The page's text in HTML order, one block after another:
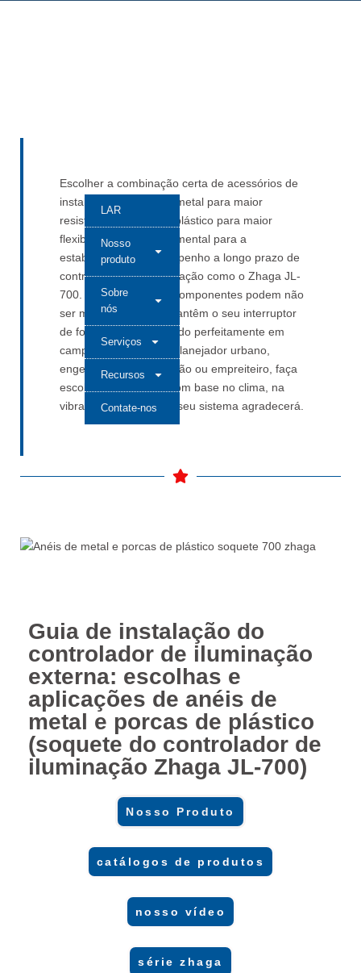
LAR
Nosso
produto
Sobre
nós
Serviços
Recursos
Contate-nos
Escolher a combinação certa de acessórios de
instalação — anéis de metal para maior
resistência, porcas de plástico para maior
flexibilidade — é fundamental para a
estabilidade e o desempenho a longo prazo de
controladores de iluminação como o Zhaga JL-
700. Esses pequenos componentes podem não
ser manchetes, mas mantêm o seu interruptor
de fotocélula funcionando perfeitamente em
campo. Seja você um planejador urbano,
engenheiro de iluminação ou empreiteiro, faça
escolhas inteligentes com base no clima, na
vibração e no custo — seu sistema agradecerá.
Guia de instalação do
controlador de iluminação
externa: escolhas e
aplicações de anéis de
metal e porcas de plástico
(soquete do controlador de
iluminação Zhaga JL-700)
Nosso Produto
catálogos de produtos
nosso vídeo
série zhaga